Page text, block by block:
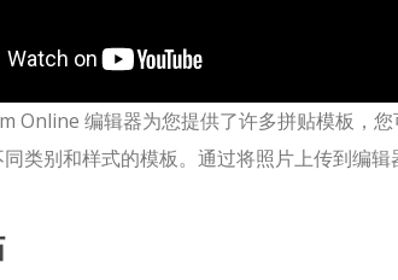
Online 编辑器为您提供了许多拼贴模板，您
类别和样式的模板。通过将照片上传到编辑